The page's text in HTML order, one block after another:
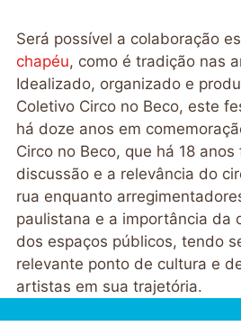
Será possível a colaboração
chapéu, como é tradição nas
Idealizado, organizado e
Coletivo Circo no Beco, este
há doze anos em
Circo no Beco, que há 18
discussão e a relevância do
rua enquanto
paulistana e a importância da
dos espaços públicos, tendo
relevante ponto de cultura e
artistas em sua trajetória.